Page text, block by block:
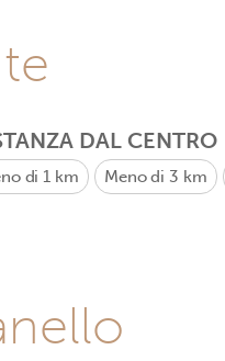
DAL CENTRO
di 1 km Meno di 3 km